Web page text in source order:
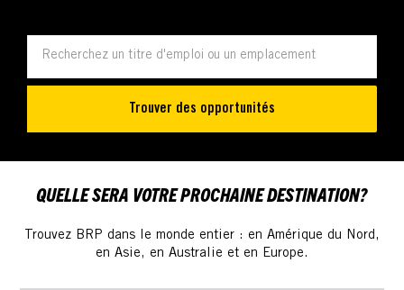
Trouver des opportunités
QUELLE SERA VOTRE PROCHAINE DESTINATION?
Trouvez BRP dans le monde entier : en Amérique du Nord,
en Asie, en Australie et en Europe.